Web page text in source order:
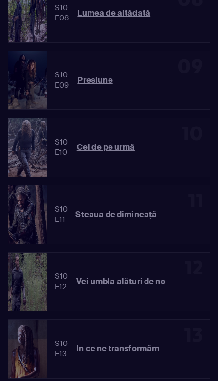
S10
E08
Lumea de altădată
S10
E09
Presiune
S10
E10
Cel de pe urmă
S10
E11
Steaua de dimineaţă
S10
E12
Vei umbla alături de no
S10
E13
În ce ne transformăm